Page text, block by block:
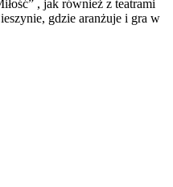
, jak również z teatrami
gdzie aranżuje i gra w